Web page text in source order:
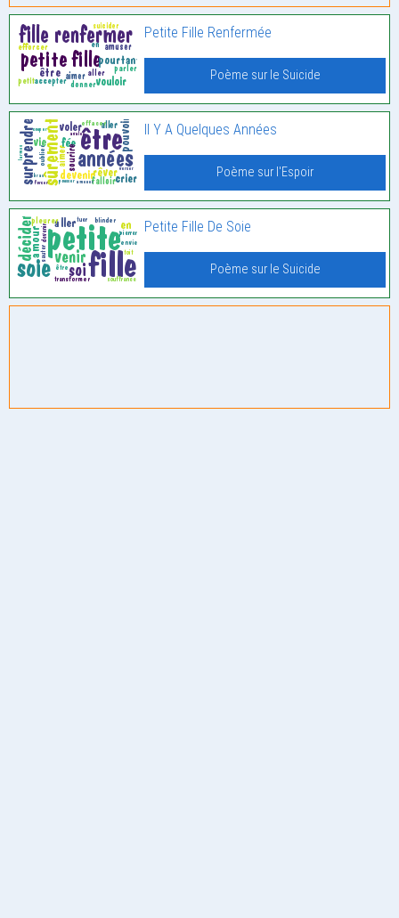
Petite Fille Renfermée
Poème sur le Suicide
Il Y A Quelques Années
Poème sur l'Espoir
Petite Fille De Soie
Poème sur le Suicide